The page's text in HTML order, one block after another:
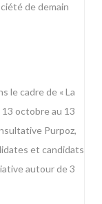
de demain
le cadre de « La
octobre au 13
Purpoz,
et candidats
autour de 3